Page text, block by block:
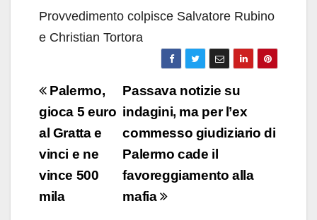
Provvedimento colpisce Salvatore Rubino
e Christian Tortora
Navigazione
articoli
Passava notizie su
indagini, ma per l’ex
commesso giudiziario di
Palermo cade il
favoreggiamento alla
mafia
Palermo,
gioca 5 euro
al Gratta e
vinci e ne
vince 500
mila